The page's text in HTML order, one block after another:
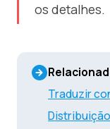
os detalhes.
Traduzir